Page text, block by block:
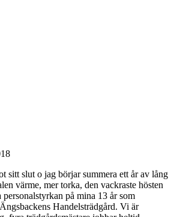
sitt slut o jag börjar summera ett år av lång
värme, mer torka, den vackraste hösten
personalstyrkan på mina 13 år som
Handelsträdgård. Vi är